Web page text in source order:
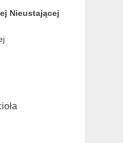
Nieustającej